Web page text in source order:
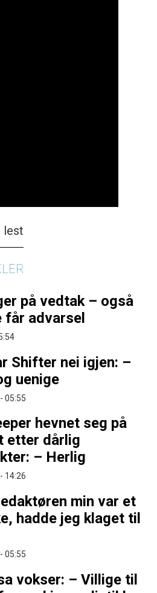
lest
på vedtak – også
får advarsel
Shifter nei igjen: –
uenige
05:55
hevnet seg på
etter dårlig
– Herlig
14:26
min var et
hadde jeg klaget til
05:55
vokser: – Villige til